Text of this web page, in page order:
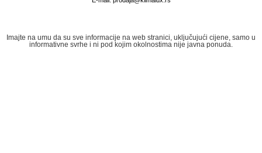
Imajte na umu da su sve informacije na web stranici, uključujući cijene, samo u
informativne svrhe i ni pod kojim okolnostima nije javna ponuda.